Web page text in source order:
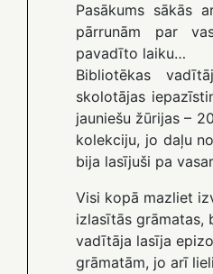
Pasākums sākās
pārrunām par
pavadīto laiku…
Bibliotēkas
skolotājas
jauniešu žūrijas –
kolekciju, jo daļu
bija lasījuši pa
Visi kopā mazliet
izlasītās grāmatas,
vadītāja lasīja
grāmatām, jo arī